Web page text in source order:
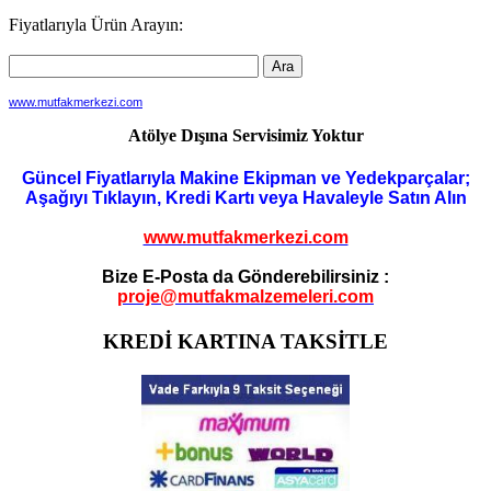
Fiyatlarıyla Ürün Arayın:
www.mutfakmerkezi.com
Atölye Dışına Servisimiz Yoktur
Güncel Fiyatlarıyla Makine Ekipman ve Yedekparçalar;
Aşağıyı Tıklayın, Kredi Kartı veya Havaleyle Satın Alın
www.mutfakmerkezi.com
Bize E-Posta da Gönderebilirsiniz :
proje@mutfakmalzemeleri.com
KREDİ KARTINA TAKSİTLE